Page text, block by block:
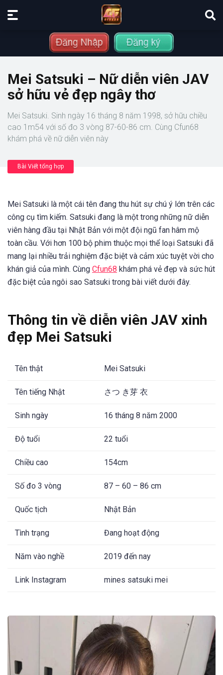
Mei Satsuki – Nữ diễn viên JAV
sở hữu vẻ đẹp ngây thơ
Mei Satsuki. Sinh ngày 16 tháng 8 năm 1998, sở hữu chiều
cao 1m54 với số đo 3 vòng 87-60-86 cm. Cùng Cfun68
khám phá về nữ diễn viên này
Bài Viết tổng hợp
Mei Satsuki là một cái tên đang thu hút sự chú ý lớn trên các
công cụ tìm kiếm. Satsuki đang là một trong những nữ diễn
viên hàng đầu tại Nhật Bản với một đội ngũ fan hâm mộ
toàn cầu. Với hơn 100 bộ phim thuộc mọi thể loại Satsuki đã
mang lại nhiều trải nghiệm đặc biệt và cảm xúc tuyệt vời cho
khán giả của mình. Cùng Cfun68 khám phá vẻ đẹp và sức hút
đặc biệt của ngôi sao Satsuki trong bài viết dưới đây.
Thông tin về diễn viên JAV xinh
đẹp Mei Satsuki
Tên thật Mei Satsuki
Tên tiếng Nhật さつ き芽 衣
Sinh ngày 16 tháng 8 năm 2000
Độ tuổi 22 tuổi
Chiều cao 154cm
Số đo 3 vòng 87 – 60 – 86 cm
Quốc tịch Nhật Bản
Tình trạng Đang hoạt động
Năm vào nghề 2019 đến nay
Link Instagram mines satsuki mei